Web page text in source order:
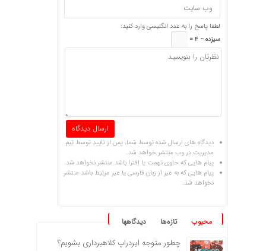
لطفا پاسخ را به عدد انگلیسی وارد کنید:
سیزده − 4 =
دیدگاه های ارسال شده توسط شما، پس از تایید توسط تیم
مدیریت در وب منتشر خواهد شد.
پیام هایی که حاوی تهمت یا افترا باشد منتشر نخواهد شد.
پیام هایی که به غیر از زبان فارسی یا غیر مرتبط باشد منتشر
نخواهد شد.
محبوب تازه‌ها دیدگاهها
چطور متوجه ایردراپ کلاهبرداری بشویم؟